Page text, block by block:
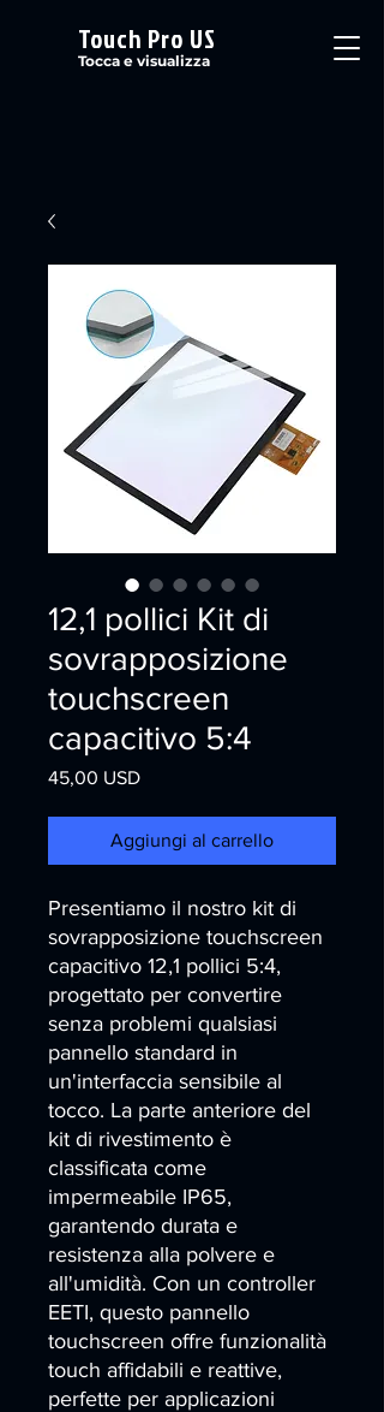
Touch Pro US
Tocca e visualizza
12,1 pollici Kit di
sovrapposizione
touchscreen
capacitivo 5:4
45,00 USDPrezzo
Aggiungi al carrello
Presentiamo il nostro kit di
sovrapposizione touchscreen
capacitivo 12,1 pollici 5:4,
progettato per convertire
senza problemi qualsiasi
pannello standard in
un'interfaccia sensibile al
tocco. La parte anteriore del
kit di rivestimento è
classificata come
impermeabile IP65,
garantendo durata e
resistenza alla polvere e
all'umidità. Con un controller
EETI, questo pannello
touchscreen offre funzionalità
touch affidabili e reattive,
perfette per applicazioni